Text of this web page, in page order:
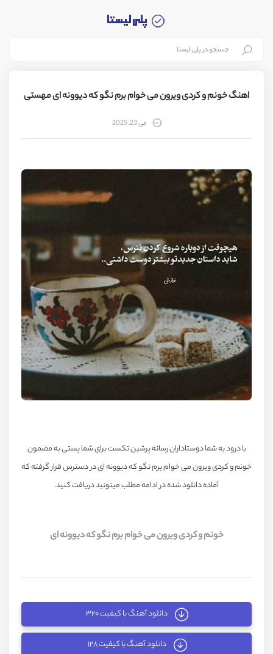
اهنگ خونم و کردی ویرون می خوام برم نگو که دیوونه ای مهستی
می 23, 2025
با درود به شما دوستاداران رسانه پرشین تکست برای شما پستی به مضمون
خونم و کردی ویرون می خوام برم نگو که دیوونه ای در دسترس قرار گرفته که
آماده دانلود شده در ادامه مطلب میتونید دریافت کنید.
خونم و کردی ویرون می خوام برم نگو که دیوونه ای
دانلود آهنگ با کیفیت ۳۲۰
دانلود آهنگ با کیفیت ۱۲۸